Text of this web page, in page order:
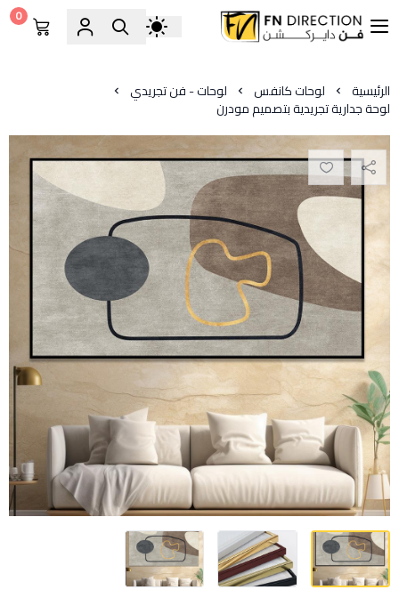
فن دايركشن
0
الرئيسية لوحات كانفس لوحات - فن تجريدي
لوحة جدارية تجريدية بتصميم مودرن